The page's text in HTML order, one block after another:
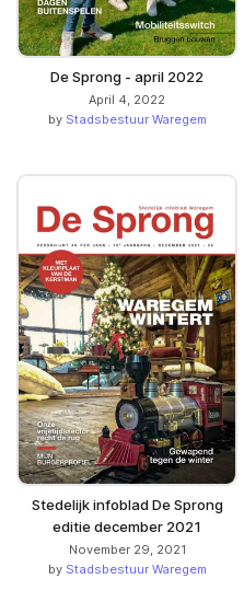
De Sprong - april 2022
April 4, 2022
by Stadsbestuur Waregem
Stedelijk infoblad De Sprong
editie december 2021
November 29, 2021
by Stadsbestuur Waregem